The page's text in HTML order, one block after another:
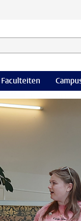
Faculteiten